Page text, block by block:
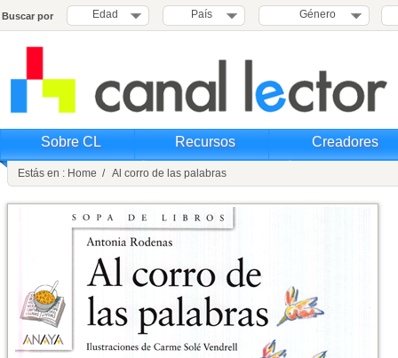
Buscar por Edad País Género
Sobre CL Recursos Creadores
Estás en : Home / Al corro de las palabras